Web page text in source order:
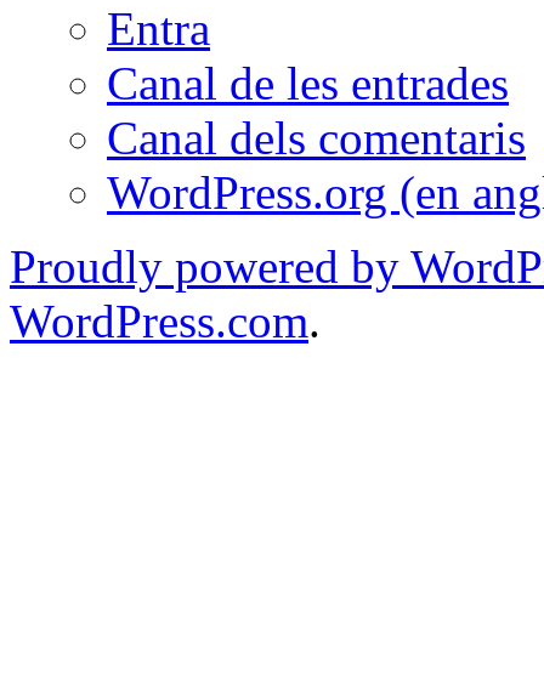
Entra
Canal de les entrades
Canal dels comentaris
WordPress.org (en
Proudly powered by
WordPress.com.